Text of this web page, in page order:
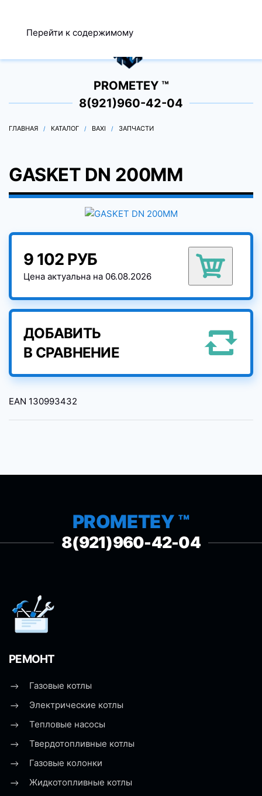
Перейти к содержимому
0
PROMETEY ™
8(921)960-42-04
ГЛАВНАЯ КАТАЛОГ BAXI ЗАПЧАСТИ
GASKET DN 200MM
9 102 РУБ
Цена актуальна на 06.08.2026
ДОБАВИТЬ
В СРАВНЕНИЕ
EAN 130993432
PROMETEY ™
8(921)960-42-04
РЕМОНТ
Газовые котлы
Электрические котлы
Тепловые насосы
Твердотопливные котлы
Газовые колонки
Жидкотопливные котлы